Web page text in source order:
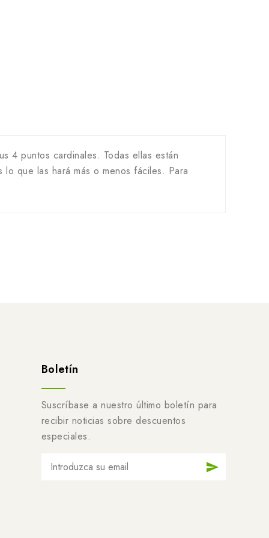
4 puntos cardinales. Todas ellas están
que las hará más o menos fáciles. Para
Boletín
Suscríbase a nuestro último boletín para
recibir noticias sobre descuentos
especiales.